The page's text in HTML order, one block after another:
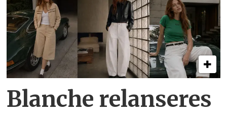
Blanche relanseres